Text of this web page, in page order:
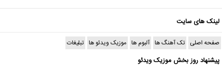
لینک های سایت
صفحه اصلی تک آهنگ ها آلبوم ها موزیک ویدئو ها تبلیغات
پیشنهاد روز بخش موزیک ویدئو